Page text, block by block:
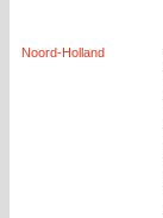
Noord-Holland